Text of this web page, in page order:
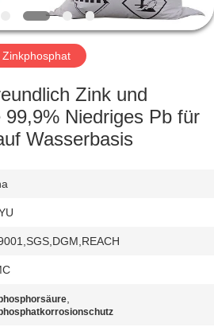
Zinkphosphat
Zink und
99,9% Niedriges Pb für
Wasserbasis
,